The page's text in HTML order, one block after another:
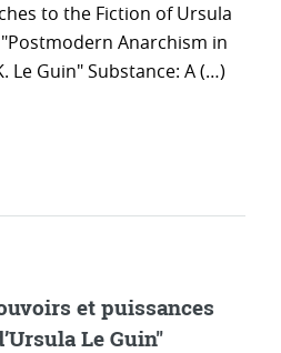
to the Fiction of Ursula
"Postmodern Anarchism in
Le Guin" Substance: A (…)
et puissances
Le Guin"